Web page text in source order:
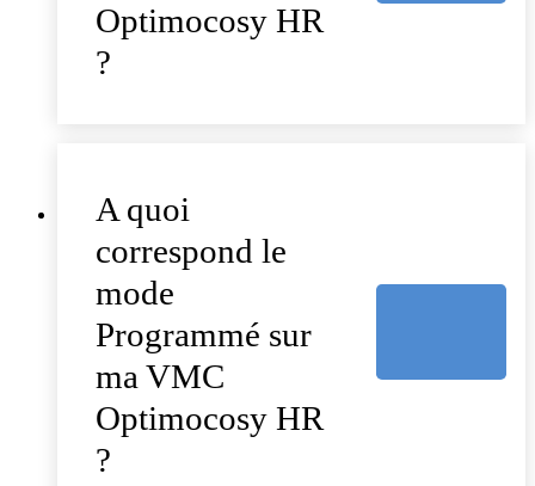
Optimocosy HR
?
A quoi
correspond le
mode
Programmé sur
ma VMC
Optimocosy HR
?